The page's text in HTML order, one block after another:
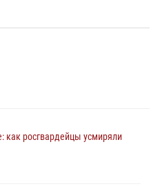
как росгвардейцы усмиряли